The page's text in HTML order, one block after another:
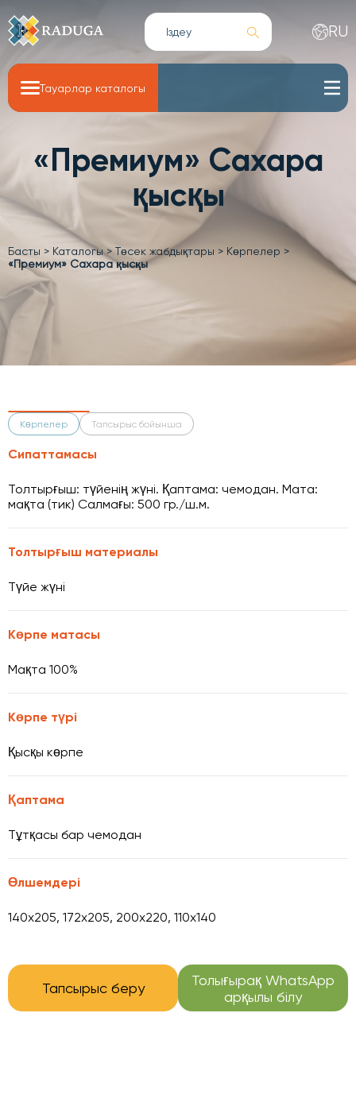
RU
Тауарлар каталогы
«Премиум» Сахара
қысқы
Басты > Каталогы>Төсек жабдықтары > Көрпелер >
«Премиум» Сахара қысқы
Көрпелер Тапсырыс бойынша
Сипаттамасы
Толтырғыш: түйенің жүні. Қаптама: чемодан. Мата:
мақта (тик) Салмағы: 500 гр./ш.м.
Толтырғыш материалы
Түйе жүні
Көрпе матасы
Мақта 100%
Көрпе түрі
Қысқы көрпе
Қаптама
Тұтқасы бар чемодан
Өлшемдері
140x205, 172x205, 200x220, 110x140
Тапсырыс беру
Толығырақ WhatsApp
арқылы білу